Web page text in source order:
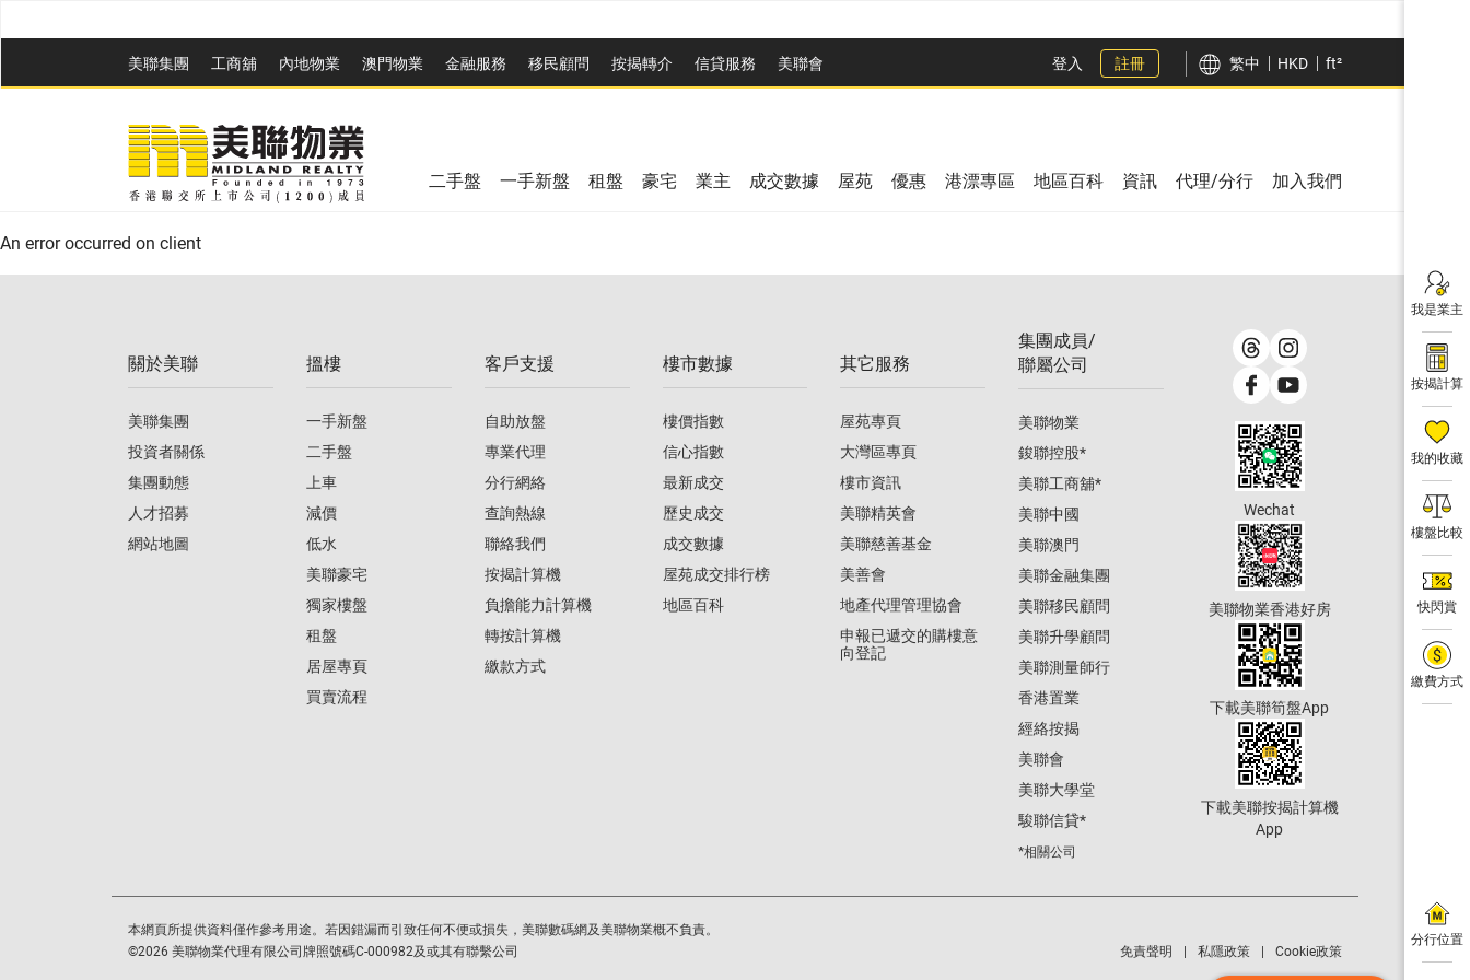
美聯集團 工商舖 內地物業 澳門物業 金融服務 移民顧問 按揭轉介 信貸服務 美聯會 登入 註冊 繁中 HKD ft²
我是業主
按揭計算
我的收藏
樓盤比較
快閃賞
繳費方式
分行位置
二手盤 一手新盤 租盤 豪宅 業主 成交數據 屋苑 優惠 港漂專區 地區百科 資訊 代理/分行 加入我們
An error occurred on client
關於美聯
美聯集團
投資者關係
集團動態
人才招募
網站地圖
搵樓
一手新盤
二手盤
上車
減價
低水
美聯豪宅
獨家樓盤
租盤
居屋專頁
買賣流程
客戶支援
自助放盤
專業代理
分行網絡
查詢熱線
聯絡我們
按揭計算機
負擔能力計算機
轉按計算機
繳款方式
樓市數據
樓價指數
信心指數
最新成交
歷史成交
成交數據
屋苑成交排行榜
地區百科
其它服務
屋苑專頁
大灣區專頁
樓市資訊
美聯精英會
美聯慈善基金
美善會
地產代理管理協會
申報已遞交的購樓意
向登記
集團成員/
聯屬公司
美聯物業
鋑聯控股*
美聯工商舖*
美聯中國
美聯澳門
美聯金融集團
美聯移民顧問
美聯升學顧問
美聯測量師行
香港置業
經絡按揭
美聯會
美聯大學堂
駿聯信貸*
*相關公司
Wechat
美聯物業香港好房
下載美聯筍盤App
下載美聯按揭計算機
App
本網頁所提供資料僅作參考用途。若因錯漏而引致任何不便或損失，美聯數碼網及美聯物業概不負責。
©2026 美聯物業代理有限公司牌照號碼C-000982及或其有聯繫公司 免責聲明 私隱政策 Cookie政策